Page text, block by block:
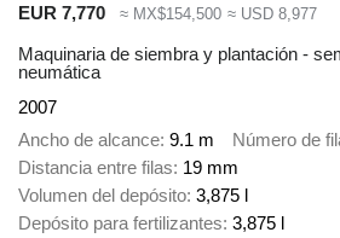
EUR 7,770
≈ MX$154,500 ≈ USD 8,977
Maquinaria de siembra y plantación -
neumática
2007
Ancho de alcance 9.1 m Número de
Distancia entre filas 19 mm
Volumen del depósito 3,875 l
Depósito para fertilizantes 3,875 l